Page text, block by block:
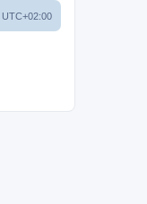
UTC+02:00